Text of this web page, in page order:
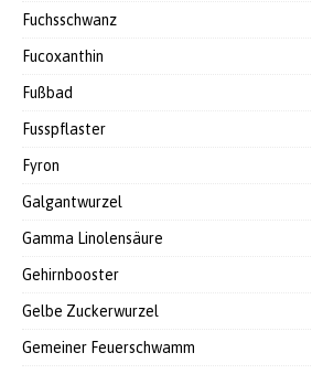
Fuchsschwanz
Fucoxanthin
Fußbad
Fusspflaster
Fyron
Galgantwurzel
Gamma Linolensäure
Gehirnbooster
Gelbe Zuckerwurzel
Gemeiner Feuerschwamm